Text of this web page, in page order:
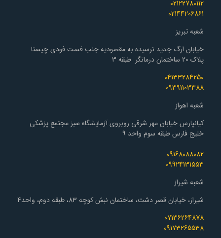
02122780112
02144206861
شعبه تبریز
خیابان ارگ جدید نرسیده به مقصودیه جنب فست فودی چیستا
پلاک 20 ساختمان درمانگر طبقه 3
04133284250
09391103388
شعبه اهواز
کیانپارس خیابان مهر شرقی روبروی آزمایشگاه سبز مجتمع پزشکی
خلیج فارس طبقه سوم واحد ۹
09168088082
09924131553
شعبه شیراز
شیراز، خیابان قصر دشت، ساختمان نبش کوچه 83، طبقه دوم، واحد4
07136264878
09173265538